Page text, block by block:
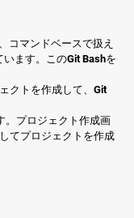
コマンドベースで扱え
ます。このGit Bashを
クトを作成して、Git
。プロジェクト作成画
てプロジェクトを作成